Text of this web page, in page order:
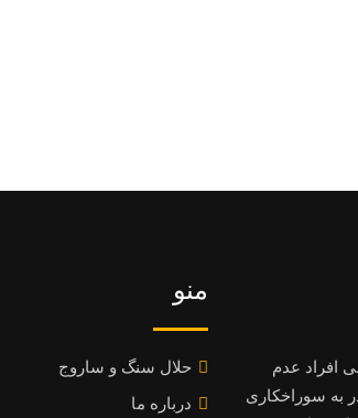
افراد عدم
به سوراخکاری
منو
حلال سنگ و ساروج
درباره ما